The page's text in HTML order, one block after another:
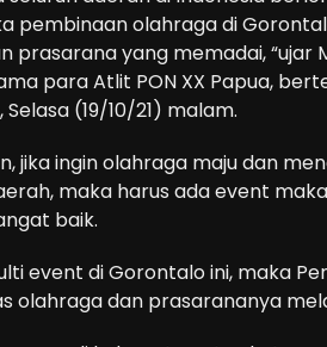
pembinaan olahraga di
prasarana yang memadai, “ujar
para Atlit PON XX Papua,
(19/10/21) malam.
jika ingin olahraga maju dan
maka harus ada event
baik.
event di Gorontalo ini, maka
olahraga dan prasarananya